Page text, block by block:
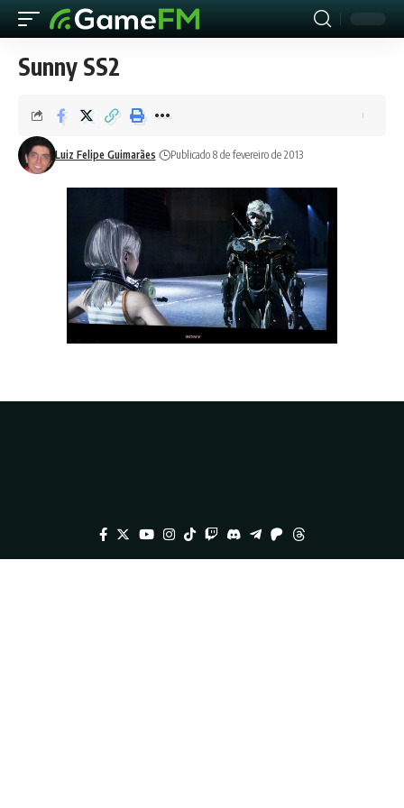
Sunny SS2
Luiz Felipe Guimarães Publicado 8 de fevereiro de 2013